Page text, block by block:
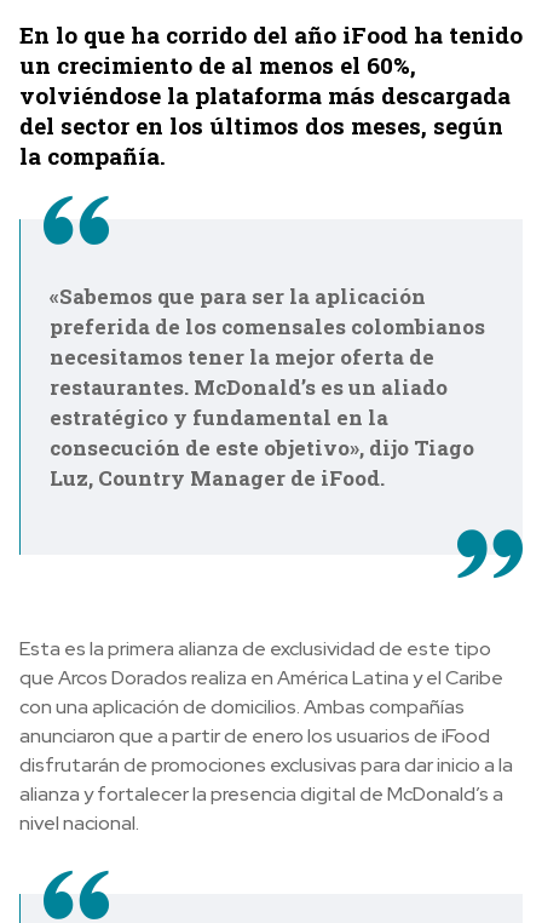
En lo que ha corrido del año iFood ha tenido
un crecimiento de al menos el 60%,
volviéndose la plataforma más descargada
del sector en los últimos dos meses, según
la compañía.
«Sabemos que para ser la aplicación
preferida de los comensales colombianos
necesitamos tener la mejor oferta de
restaurantes. McDonald’s es un aliado
estratégico y fundamental en la
consecución de este objetivo», dijo Tiago
Luz, Country Manager de iFood.
Esta es la primera alianza de exclusividad de este tipo
que Arcos Dorados realiza en América Latina y el Caribe
con una aplicación de domicilios. Ambas compañías
anunciaron que a partir de enero los usuarios de iFood
disfrutarán de promociones exclusivas para dar inicio a la
alianza y fortalecer la presencia digital de McDonald’s a
nivel nacional.